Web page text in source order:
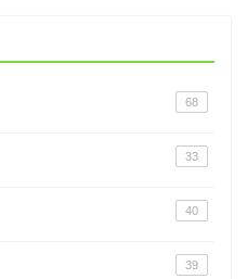
68
33
40
39